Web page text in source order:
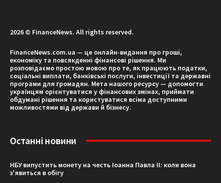
2026 © FinanceNews. All rights reserved.
FinanceNews.com.ua — це онлайн-видання про гроші,
економіку та повсякденні фінансові рішення. Ми
розповідаємо простою мовою про те, як працюють податки,
соціальні виплати, банківські послуги, інвестиції та державні
програми для громадян. Мета нашого ресурсу — допомогти
українцям орієнтуватися у фінансових змінах, приймати
обдумані рішення та користуватися всіма доступними
можливостями від держави й бізнесу.
Останні новини
НБУ випустить монету на честь Іоанна Павла II: коли вона
з'явиться в обігу